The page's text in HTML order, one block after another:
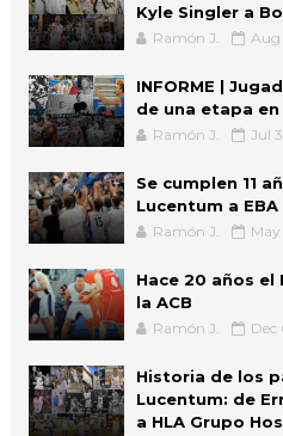
Kyle Singler a
Ramón J. Aug
INFORME |
de una etapa
Ramón J. Jul
Se cumplen 11
Lucentum a EBA
Ramón J. May
Hace 20 años
la ACB
Ramón J. Dec
Historia de los
Lucentum: de
a HLA Grupo